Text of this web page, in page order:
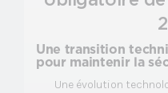
Une transition
pour maintenir la
Une évolution